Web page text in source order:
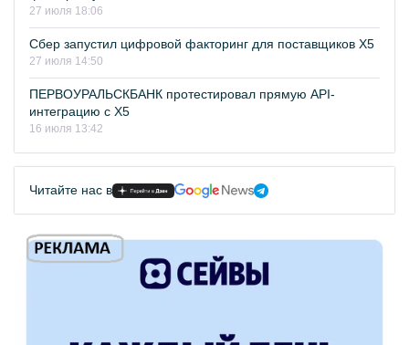
27 июля 18:06
Сбер запустил цифровой факторинг для поставщиков Х5
27 июля 14:50
ПЕРВОУРАЛЬСКБАНК протестировал прямую API-
интеграцию с Х5
16 июля 13:42
Читайте нас в